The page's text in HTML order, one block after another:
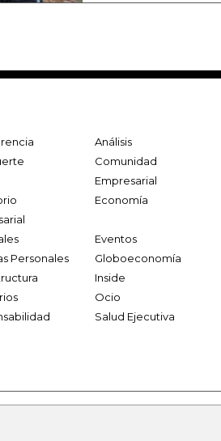
Análisis
Comunidad
Empresarial
Economía
Eventos
Personales
Globoeconomía
Inside
Ocio
Salud Ejecutiva